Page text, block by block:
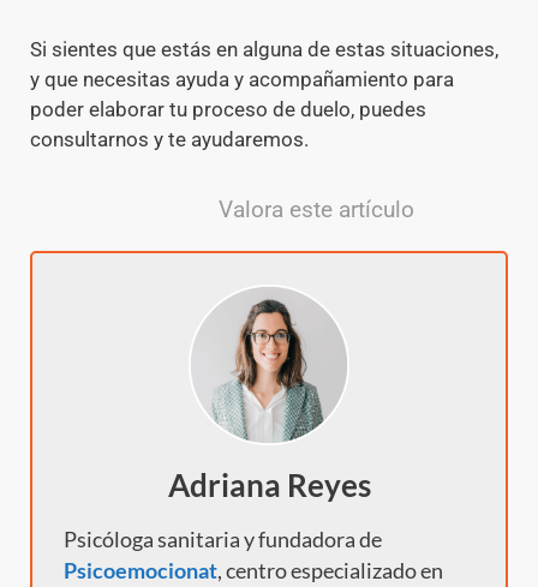
Si sientes que estás en alguna de estas situaciones,
y que necesitas ayuda y acompañamiento para
poder elaborar tu proceso de duelo, puedes
consultarnos y te ayudaremos.
Valora este artículo
Adriana Reyes
Psicóloga sanitaria y fundadora de
Psicoemocionat, centro especializado en